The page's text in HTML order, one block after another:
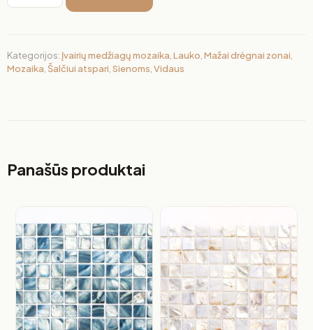
Kategorijos: Įvairių medžiagų mozaika Lauko Mažai drėgnai zonai
Mozaika Šalčiui atspari Sienoms Vidaus
Panašūs produktai